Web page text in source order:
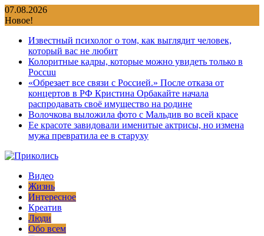
Перейти
к
07.08.2026
Новое!
Известный психолог о том, как выглядит человек,
который вас не любит
Колоритные кадры, которые можно увидеть только в
Россuu
«Обрезает все связи с Россией.» После отказа от
концертов в РФ Кристина Орбакайте начала
распродавать своё имущество на родине
Волочкова выложила фото с Мальдив во всей красе
Ее красоте завидовали именитые актрисы, но измена
мужа превратила ее в старуху
Видео
Жизнь
Интересное
Креатив
Люди
Обо всем